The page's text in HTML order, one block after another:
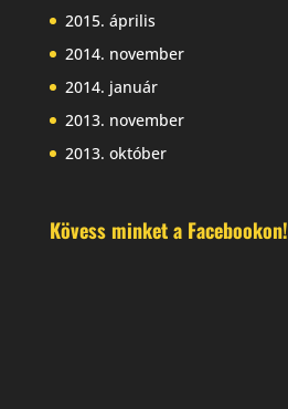
2015. április
2014. november
2014. január
2013. november
2013. október
Kövess minket a Facebookon!